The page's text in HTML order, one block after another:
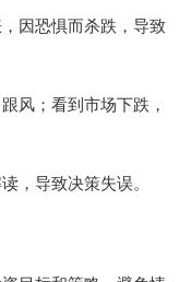
因恐惧而杀跌，导致
风；看到市场下跌，
，导致决策失误。